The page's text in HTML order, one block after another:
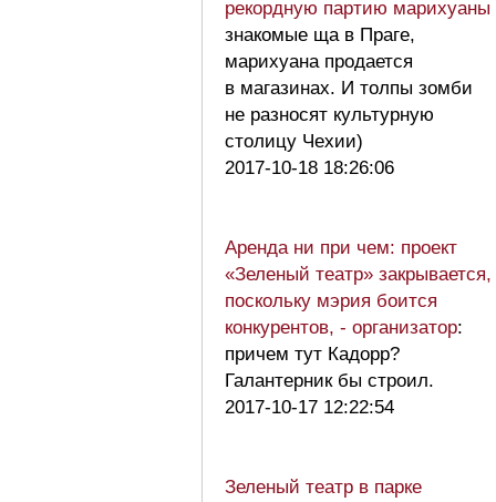
рекордную партию марихуаны
знакомые ща в Праге,
марихуана продается
в магазинах. И толпы зомби
не разносят культурную
столицу Чехии)
2017-10-18 18:26:06
Аренда ни при чем: проект
«Зеленый театр» закрывается,
поскольку мэрия боится
конкурентов, - организатор:
причем тут Кадорр?
Галантерник бы строил.
2017-10-17 12:22:54
Зеленый театр в парке